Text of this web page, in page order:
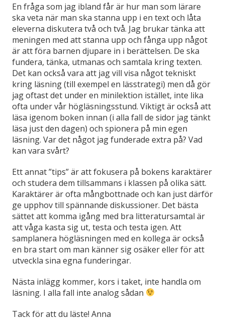
En fråga som jag ibland får är hur man som lärare
ska veta när man ska stanna upp i en text och låta
eleverna diskutera två och två. Jag brukar tänka att
meningen med att stanna upp och fånga upp något
är att föra barnen djupare in i berättelsen. De ska
fundera, tänka, utmanas och samtala kring texten.
Det kan också vara att jag vill visa något tekniskt
kring läsning (till exempel en lässtrategi) men då gör
jag oftast det under en minilektion istället, inte lika
ofta under vår högläsningsstund. Viktigt är också att
läsa igenom boken innan (i alla fall de sidor jag tänkt
läsa just den dagen) och spionera på min egen
läsning. Var det något jag funderade extra på? Vad
kan vara svårt?
Ett annat ”tips” är att fokusera på bokens karaktärer
och studera dem tillsammans i klassen på olika sätt.
Karaktärer är ofta mångbottnade och kan just därför
ge upphov till spännande diskussioner. Det bästa
sättet att komma igång med bra litteratursamtal är
att våga kasta sig ut, testa och testa igen. Att
samplanera högläsningen med en kollega är också
en bra start om man känner sig osäker eller för att
utveckla sina egna funderingar.
Nästa inlägg kommer, kors i taket, inte handla om
läsning. I alla fall inte analog sådan
Tack för att du läste! Anna